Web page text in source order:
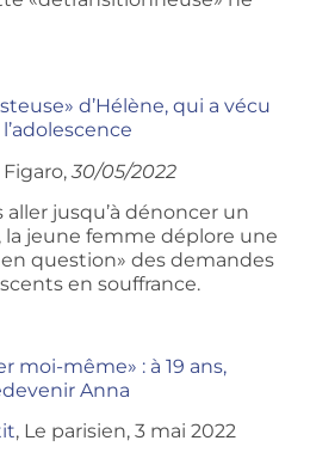
d’Hélène, qui a vécu
Figaro,30/05/2022
aller jusqu’à dénoncer un
la jeune femme déplore une
question» des demandes
en souffrance.
moi-même» : à 19 ans,
Anna
, Le parisien, 3 mai 2022